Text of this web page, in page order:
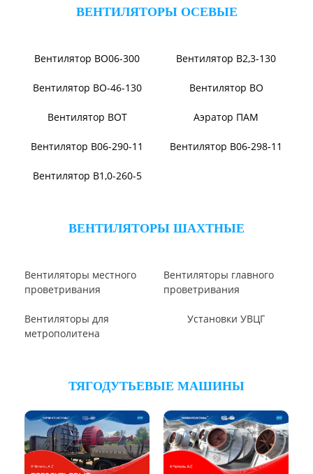
ВЕНТИЛЯТОРЫ ПЫЛЕВЫЕ
Вентилятор ВЦП Вентилятор ВРПВ
Вентилятор ВПЗ Вентилятор В-ЦП8
Вентилятор В-Ц6-30 Виброизоляторы ВРВ
Вентилятор ВО06-300 Вентилятор В2,3-130